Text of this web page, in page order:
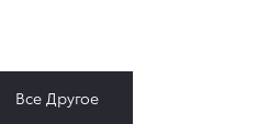
Все Другое